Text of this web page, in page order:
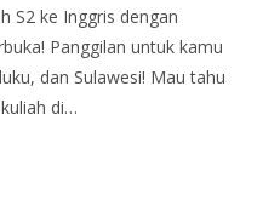
S2 ke Inggris dengan
Panggilan untuk kamu
dan Sulawesi! Mau tahu
di…